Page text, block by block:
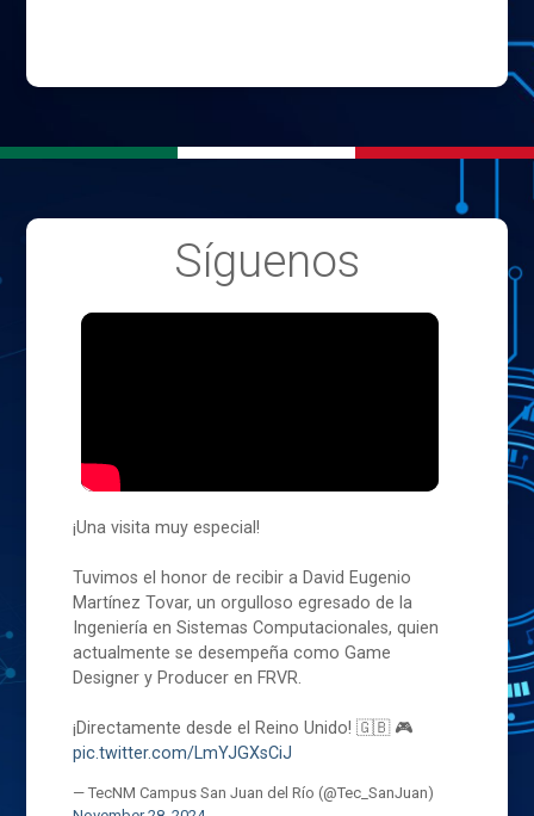
Síguenos
¡Una visita muy especial!
Tuvimos el honor de recibir a David Eugenio
Martínez Tovar, un orgulloso egresado de la
Ingeniería en Sistemas Computacionales, quien
actualmente se desempeña como Game
Designer y Producer en FRVR.
¡Directamente desde el Reino Unido! 🇬🇧 🎮
pic.twitter.com/LmYJGXsCiJ
— TecNM Campus San Juan del Río (@Tec_SanJuan)